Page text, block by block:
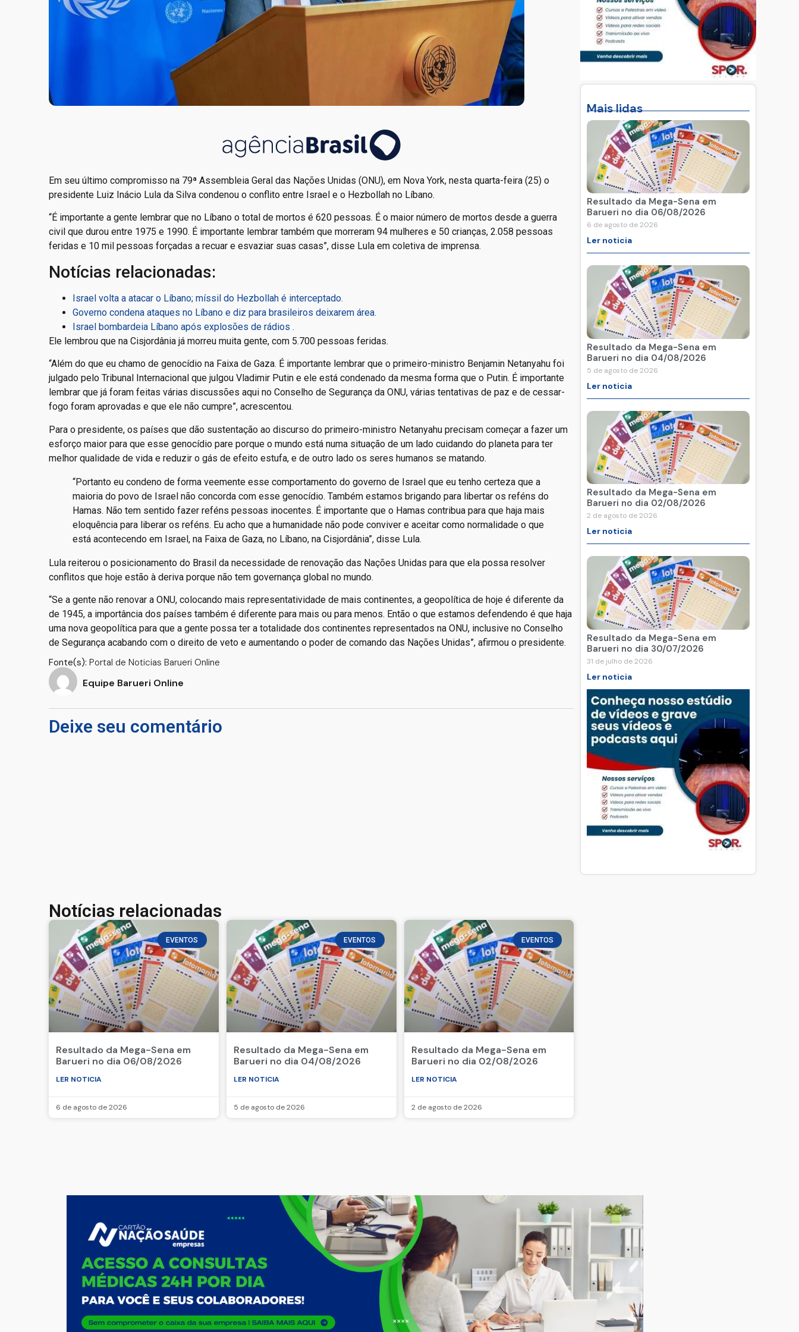
Em seu último compromisso na 79ª Assembleia Geral das Nações Unidas (ONU), em Nova York, nesta quarta-feira (25) o
presidente Luiz Inácio Lula da Silva condenou o conflito entre Israel e o Hezbollah no Líbano.
“É importante a gente lembrar que no Líbano o total de mortos é 620 pessoas. É o maior número de mortos desde a guerra
civil que durou entre 1975 e 1990. É importante lembrar também que morreram 94 mulheres e 50 crianças, 2.058 pessoas
feridas e 10 mil pessoas forçadas a recuar e esvaziar suas casas”, disse Lula em coletiva de imprensa.
Notícias relacionadas:
Israel volta a atacar o Líbano; míssil do Hezbollah é interceptado.
Governo condena ataques no Líbano e diz para brasileiros deixarem área.
Israel bombardeia Líbano após explosões de rádios .
Ele lembrou que na Cisjordânia já morreu muita gente, com 5.700 pessoas feridas.
“Além do que eu chamo de genocídio na Faixa de Gaza. É importante lembrar que o primeiro-ministro Benjamin Netanyahu foi
julgado pelo Tribunal Internacional que julgou Vladimir Putin e ele está condenado da mesma forma que o Putin. É importante
lembrar que já foram feitas várias discussões aqui no Conselho de Segurança da ONU, várias tentativas de paz e de cessar-
fogo foram aprovadas e que ele não cumpre”, acrescentou.
Para o presidente, os países que dão sustentação ao discurso do primeiro-ministro Netanyahu precisam começar a fazer um
esforço maior para que esse genocídio pare porque o mundo está numa situação de um lado cuidando do planeta para ter
melhor qualidade de vida e reduzir o gás de efeito estufa, e de outro lado os seres humanos se matando.
“Portanto eu condeno de forma veemente esse comportamento do governo de Israel que eu tenho certeza que a
maioria do povo de Israel não concorda com esse genocídio. Também estamos brigando para libertar os reféns do
Hamas. Não tem sentido fazer reféns pessoas inocentes. É importante que o Hamas contribua para que haja mais
eloquência para liberar os reféns. Eu acho que a humanidade não pode conviver e aceitar como normalidade o que
está acontecendo em Israel, na Faixa de Gaza, no Líbano, na Cisjordânia”, disse Lula.
Lula reiterou o posicionamento do Brasil da necessidade de renovação das Nações Unidas para que ela possa resolver
conflitos que hoje estão à deriva porque não tem governança global no mundo.
“Se a gente não renovar a ONU, colocando mais representatividade de mais continentes, a geopolítica de hoje é diferente da
de 1945, a importância dos países também é diferente para mais ou para menos. Então o que estamos defendendo é que haja
uma nova geopolítica para que a gente possa ter a totalidade dos continentes representados na ONU, inclusive no Conselho
de Segurança acabando com o direito de veto e aumentando o poder de comando das Nações Unidas”, afirmou o presidente.
Fonte(s): Portal de Noticias Barueri Online
Equipe Barueri Online
Deixe seu comentário
Notícias relacionadas
EVENTOS
Resultado da Mega-Sena em
Barueri no dia 06/08/2026
LER NOTICIA
6 de agosto de 2026
EVENTOS
Resultado da Mega-Sena em
Barueri no dia 04/08/2026
LER NOTICIA
5 de agosto de 2026
EVENTOS
Resultado da Mega-Sena em
Barueri no dia 02/08/2026
LER NOTICIA
2 de agosto de 2026
Mais lidas
Resultado da Mega-Sena em
Barueri no dia 06/08/2026
6 de agosto de 2026
Ler noticia
Resultado da Mega-Sena em
Barueri no dia 04/08/2026
5 de agosto de 2026
Ler noticia
Resultado da Mega-Sena em
Barueri no dia 02/08/2026
2 de agosto de 2026
Ler noticia
Resultado da Mega-Sena em
Barueri no dia 30/07/2026
31 de julho de 2026
Ler noticia